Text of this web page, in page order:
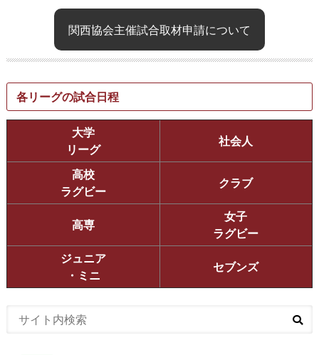
関西協会主催試合取材申請について
各リーグの試合日程
大学
リーグ
社会人
高校
ラグビー
クラブ
高専
女子
ラグビー
ジュニア
・ミニ
セブンズ